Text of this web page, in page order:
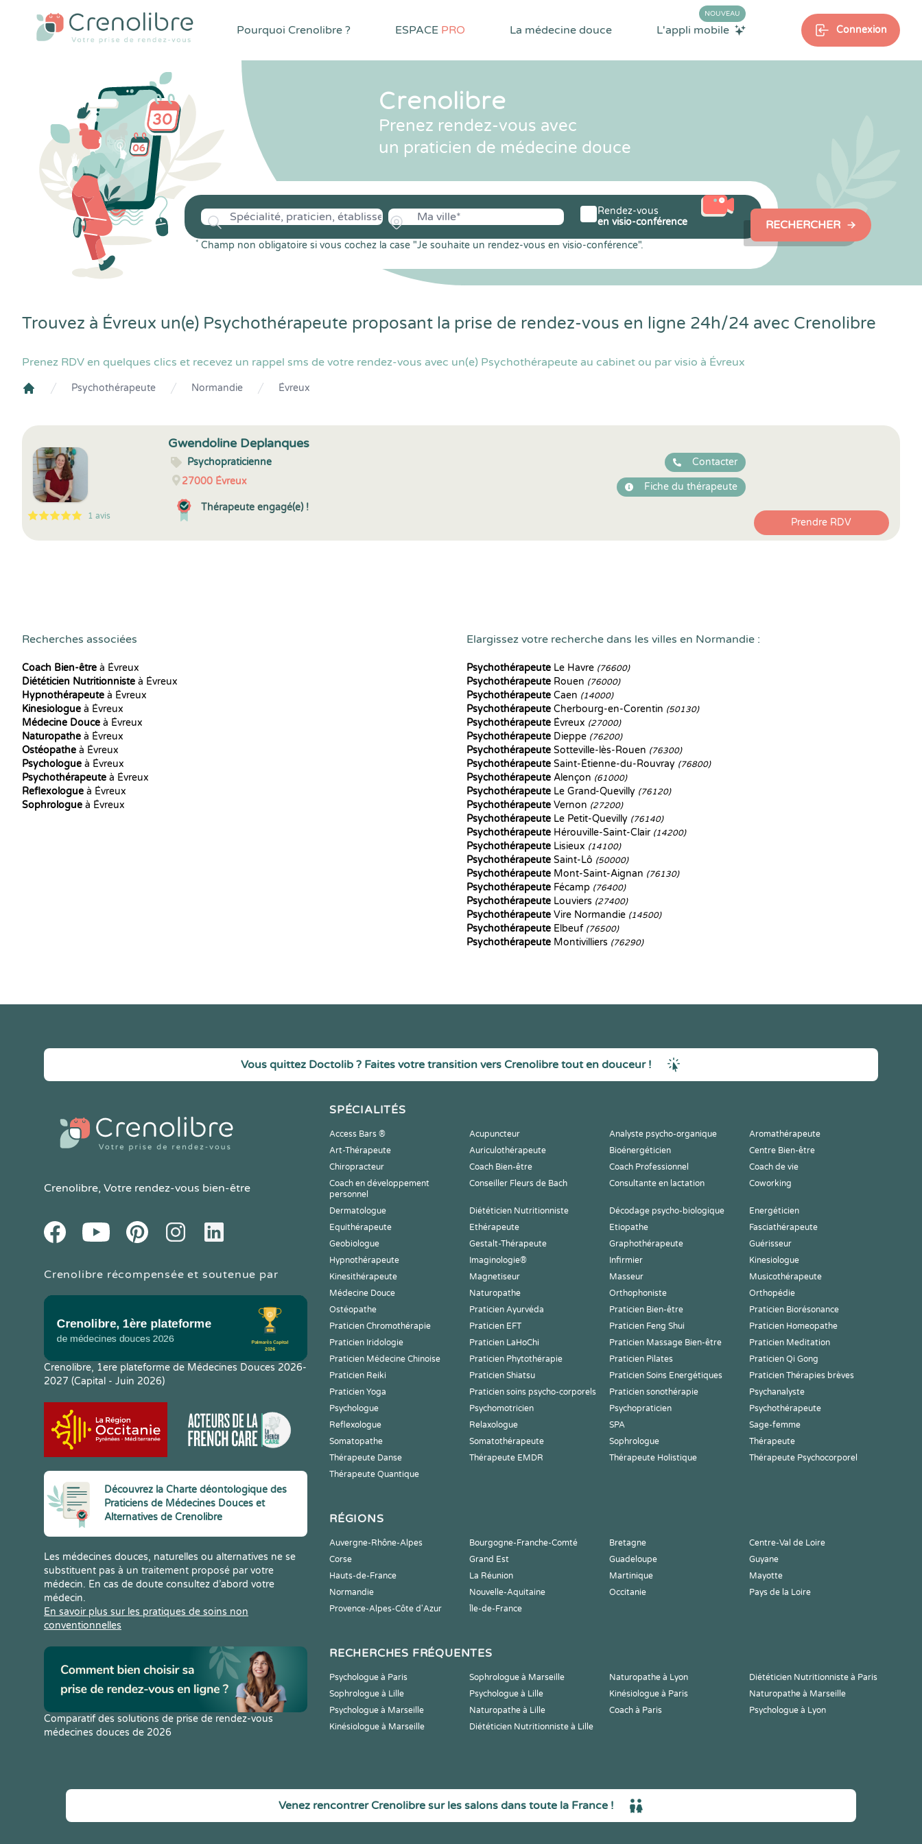
Pourquoi Crenolibre ? ESPACE PRO La médecine douce L'appli mobile
NOUVEAU
Connexion
Crenolibre
Prenez rendez-vous avec
un praticien de médecine douce
* Champ non obligatoire si vous cochez la case "Je souhaite un rendez-vous en visio-conférence".
Rendez-vous
en visio-conférence
RECHERCHER
Trouvez à Évreux un(e) Psychothérapeute proposant la prise de rendez-vous en ligne 24h/24 avec Crenolibre
Prenez RDV en quelques clics et recevez un rappel sms de votre rendez-vous avec un(e) Psychothérapeute au cabinet ou par visio à Évreux
Psychothérapeute Normandie Évreux
5
1
5
1 1 avis
Gwendoline Deplanques
Psychopraticienne
27000 Évreux
Thérapeute engagé(e) !
Contacter
Fiche du thérapeute
Prendre RDV
Recherches associées
Coach Bien-être à Évreux
Diététicien Nutritionniste à Évreux
Hypnothérapeute à Évreux
Kinesiologue à Évreux
Médecine Douce à Évreux
Naturopathe à Évreux
Ostéopathe à Évreux
Psychologue à Évreux
Psychothérapeute à Évreux
Reflexologue à Évreux
Sophrologue à Évreux
Elargissez votre recherche dans les villes en Normandie :
Psychothérapeute Le Havre (76600)
Psychothérapeute Rouen (76000)
Psychothérapeute Caen (14000)
Psychothérapeute Cherbourg-en-Corentin (50130)
Psychothérapeute Évreux (27000)
Psychothérapeute Dieppe (76200)
Psychothérapeute Sotteville-lès-Rouen (76300)
Psychothérapeute Saint-Étienne-du-Rouvray (76800)
Psychothérapeute Alençon (61000)
Psychothérapeute Le Grand-Quevilly (76120)
Psychothérapeute Vernon (27200)
Psychothérapeute Le Petit-Quevilly (76140)
Psychothérapeute Hérouville-Saint-Clair (14200)
Psychothérapeute Lisieux (14100)
Psychothérapeute Saint-Lô (50000)
Psychothérapeute Mont-Saint-Aignan (76130)
Psychothérapeute Fécamp (76400)
Psychothérapeute Louviers (27400)
Psychothérapeute Vire Normandie (14500)
Psychothérapeute Elbeuf (76500)
Psychothérapeute Montivilliers (76290)
Vous quittez Doctolib ? Faites votre transition vers Crenolibre tout en douceur !
Crenolibre, Votre rendez-vous bien-être
FacebookYoutube PinteresetInstagramLinkedIn
Crenolibre récompensée et soutenue par
Crenolibre, 1ere plateforme de Médecines Douces 2026-
2027 (Capital - Juin 2026)
Découvrez la Charte déontologique des
Praticiens de Médecines Douces et
Alternatives de Crenolibre
Les médecines douces, naturelles ou alternatives ne se
substituent pas à un traitement proposé par votre
médecin. En cas de doute consultez d’abord votre
médecin.
En savoir plus sur les pratiques de soins non
conventionnelles
Comparatif des solutions de prise de rendez-vous
médecines douces de 2026
SPÉCIALITÉS
Access Bars ® Acupuncteur Analyste psycho-organique
Aromathérapeute
Art-Thérapeute
Auriculothérapeute Bioénergéticien
Centre Bien-être
Chiropracteur
Coach Bien-être Coach Professionnel
Coach de vie
Coach en développement
personnel
Conseiller Fleurs de Bach Consultante en lactation Coworking
Dermatologue Diététicien Nutritionniste Décodage psycho-biologique
Energéticien
Equithérapeute
Ethérapeute Etiopathe
Fasciathérapeute
Geobiologue
Gestalt-Thérapeute Graphothérapeute
Guérisseur
Hypnothérapeute
Imaginologie® Infirmier
Kinesiologue
Kinesithérapeute
Magnetiseur Masseur
Musicothérapeute
Médecine Douce
Naturopathe Orthophoniste
Orthopédie
Ostéopathe
Praticien Ayurvéda Praticien Bien-être
Praticien Biorésonance
Praticien Chromothérapie
Praticien EFT Praticien Feng Shui
Praticien Homeopathe
Praticien Iridologie
Praticien LaHoChi Praticien Massage Bien-être
Praticien Meditation
Praticien Médecine Chinoise
Praticien Phytothérapie Praticien Pilates
Praticien Qi Gong
Praticien Reiki
Praticien Shiatsu Praticien Soins Energétiques
Praticien Thérapies brèves
Praticien Yoga
Praticien soins psycho-corporels Praticien sonothérapie
Psychanalyste
Psychologue
Psychomotricien Psychopraticien
Psychothérapeute
Reflexologue
Relaxologue SPA
Sage-femme
Somatopathe
Somatothérapeute Sophrologue
Thérapeute
Thérapeute Danse
Thérapeute EMDR Thérapeute Holistique
Thérapeute Psychocorporel
Thérapeute Quantique
RÉGIONS
Auvergne-Rhône-Alpes Bourgogne-Franche-Comté Bretagne
Centre-Val de Loire
Corse
Grand Est Guadeloupe
Guyane
Hauts-de-France
La Réunion Martinique
Mayotte
Normandie
Nouvelle-Aquitaine Occitanie
Pays de la Loire
Provence-Alpes-Côte d'Azur
Île-de-France
RECHERCHES FRÉQUENTES
Psychologue à Paris Sophrologue à Marseille Naturopathe à Lyon
Diététicien Nutritionniste à Paris
Sophrologue à Lille
Psychologue à Lille Kinésiologue à Paris
Naturopathe à Marseille
Psychologue à Marseille
Naturopathe à Lille Coach à Paris
Psychologue à Lyon
Kinésiologue à Marseille
Diététicien Nutritionniste à Lille
Venez rencontrer Crenolibre sur les salons dans toute la France !